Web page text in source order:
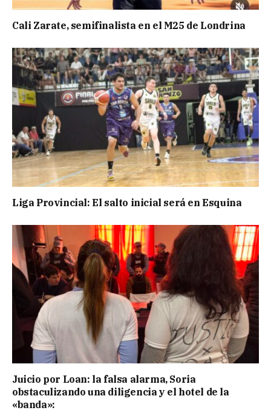
Cali Zarate, semifinalista en el M25 de Londrina
Liga Provincial: El salto inicial será en Esquina
Juicio por Loan: la falsa alarma, Soria
obstaculizando una diligencia y el hotel de la
«banda»: